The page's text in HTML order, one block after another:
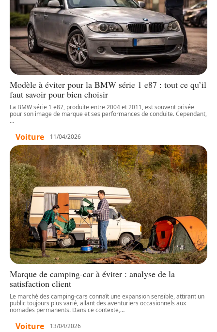
Modèle à éviter pour la BMW série 1 e87 : tout ce qu’il
faut savoir pour bien choisir
La BMW série 1 e87, produite entre 2004 et 2011, est souvent prisée
pour son image de marque et ses performances de conduite. Cependant,
…
Voiture 11/04/2026
Marque de camping-car à éviter : analyse de la
satisfaction client
Le marché des camping-cars connaît une expansion sensible, attirant un
public toujours plus varié, allant des aventuriers occasionnels aux
nomades permanents. Dans ce contexte,…
Voiture 13/04/2026